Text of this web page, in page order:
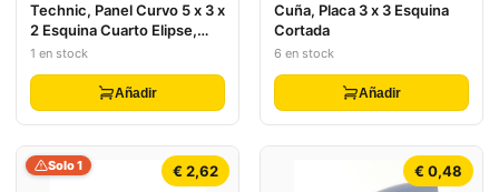
Technic, Panel Curvo 5 x 3 x
2 Esquina Cuarto Elipse,
Derecha
1 en stock
Añadir
Cuña, Placa 3 x 3 Esquina
Cortada
6 en stock
Añadir
€ 2,62
Solo 1 € 0,48